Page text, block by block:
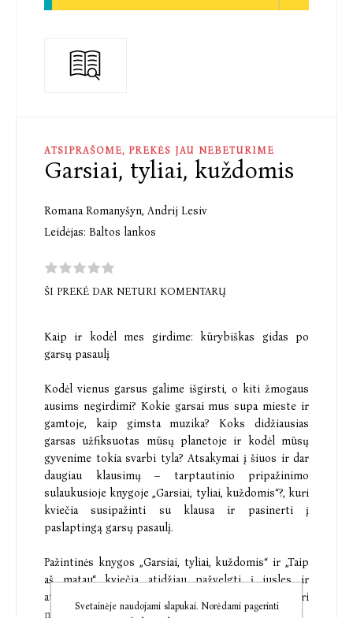
ATSIPRAŠOME, PREKĖS JAU NEBETURIME
Garsiai, tyliai, kuždomis
Romana Romanyšyn, Andrij Lesiv
Leidėjas: Baltos lankos
ŠI PREKĖ DAR NETURI KOMENTARŲ
Kaip ir kodėl mes girdime: kūrybiškas gidas po
garsų pasaulį
Kodėl vienus garsus galime išgirsti, o kiti žmogaus
ausims negirdimi? Kokie garsai mus supa mieste ir
gamtoje, kaip gimsta muzika? Koks didžiausias
garsas užfiksuotas mūsų planetoje ir kodėl mūsų
gyvenime tokia svarbi tyla? Atsakymai į šiuos ir dar
daugiau klausimų – tarptautinio pripažinimo
sulaukusioje knygoje „Garsiai, tyliai, kuždomis“?, kuri
kviečia susipažinti su klausa ir pasinerti į
paslaptingą garsų pasaulį.
Pažintinės knygos „Garsiai, tyliai, kuždomis“ ir „Taip
aš matau“ kviečia atidžiau pažvelgti į jusles ir
atskleidžia, kokią didžiulę reikšmę klausa ir rega turi
mūsų kasdieniame gyvenime.
Svetainėje naudojami slapukai. Norėdami pagerinti